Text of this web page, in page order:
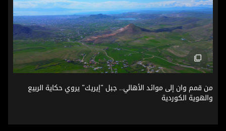
من قمم وان إلى موائد الأهالي.. جبل "إيريك" يروي حكاية
من قمم وان إلى موائد الأهالي.. جبل "إيريك" يروي حكاية الربيع
والهوية الكوردية